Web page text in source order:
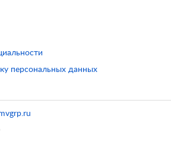
персональных данных